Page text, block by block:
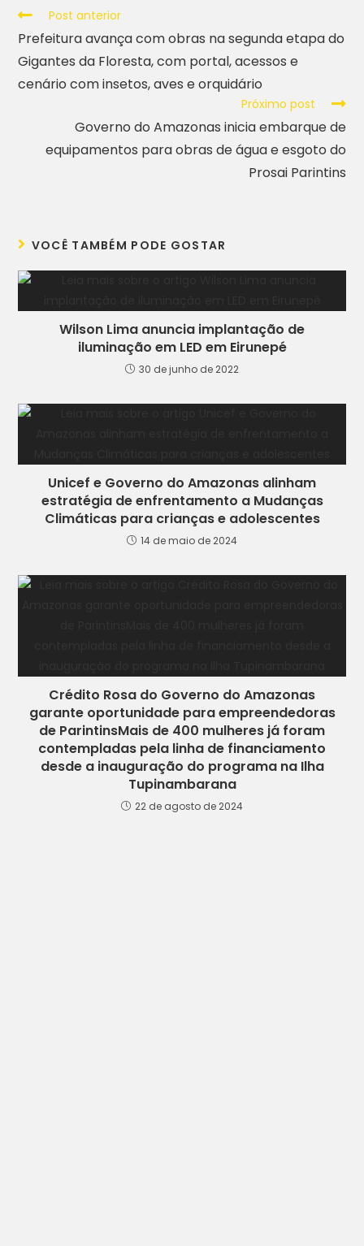
Post anterior
Prefeitura avança com obras na segunda etapa do
Gigantes da Floresta, com portal, acessos e
cenário com insetos, aves e orquidário
Próximo post
Governo do Amazonas inicia embarque de
equipamentos para obras de água e esgoto do
Prosai Parintins
VOCÊ TAMBÉM PODE GOSTAR
Wilson Lima anuncia implantação de
iluminação em LED em Eirunepé
30 de junho de 2022
Unicef e Governo do Amazonas alinham
estratégia de enfrentamento a Mudanças
Climáticas para crianças e adolescentes
14 de maio de 2024
Crédito Rosa do Governo do Amazonas
garante oportunidade para empreendedoras
de ParintinsMais de 400 mulheres já foram
contempladas pela linha de financiamento
desde a inauguração do programa na Ilha
Tupinambarana
22 de agosto de 2024